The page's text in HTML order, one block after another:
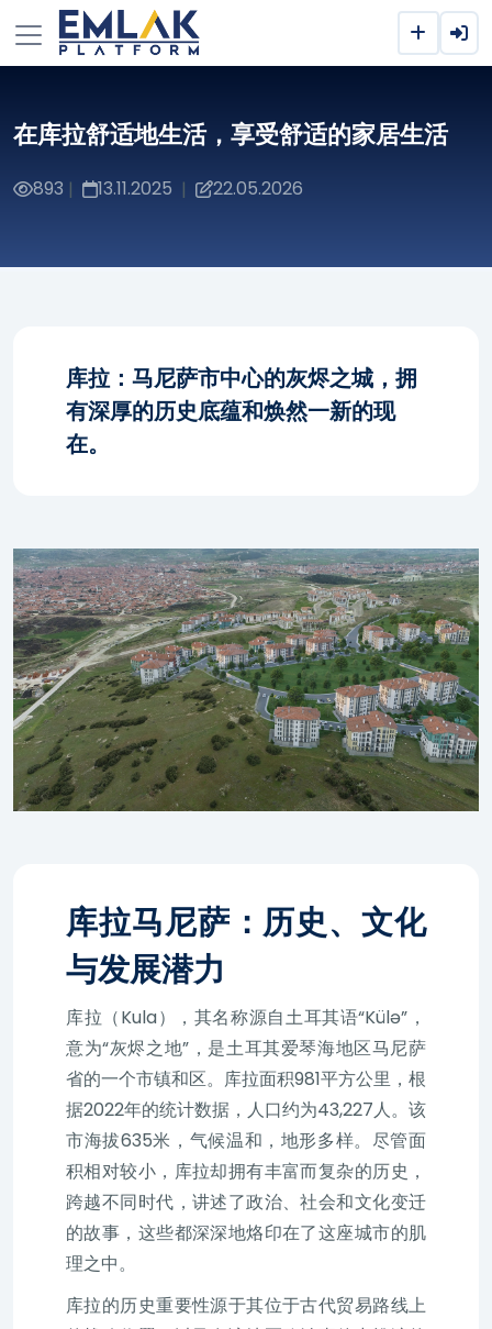
在库拉舒适地生活，享受舒适的家居生活
893 | 13.11.2025 | 22.05.2026
库拉：马尼萨市中心的灰烬之城，拥
有深厚的历史底蕴和焕然一新的现
在。
库拉马尼萨：历史、文化
与发展潜力
库拉（Kula），其名称源自土耳其语“Külə”，
意为“灰烬之地”，是土耳其爱琴海地区马尼萨
省的一个市镇和区。库拉面积981平方公里，根
据2022年的统计数据，人口约为43,227人。该
市海拔635米，气候温和，地形多样。尽管面
积相对较小，库拉却拥有丰富而复杂的历史，
跨越不同时代，讲述了政治、社会和文化变迁
的故事，这些都深深地烙印在了这座城市的肌
理之中。
库拉的历史重要性源于其位于古代贸易路线上